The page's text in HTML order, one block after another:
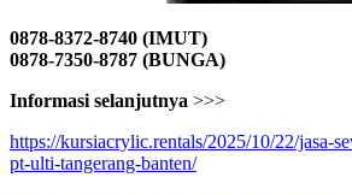
0878-8372-8740 (IMUT)
0878-7350-8787 (BUNGA)
Informasi selanjutnya >>>
https://kursiacrylic.rentals/2025/10/22/jasa-
pt-ulti-tangerang-banten/